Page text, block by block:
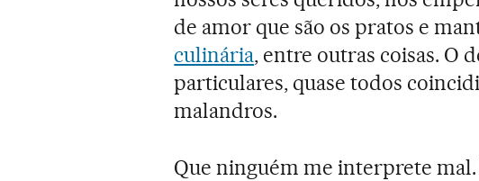
de amor que são os pratos e
culinária, entre outras coisas. O
particulares, quase todos
malandros.
Que ninguém me interprete